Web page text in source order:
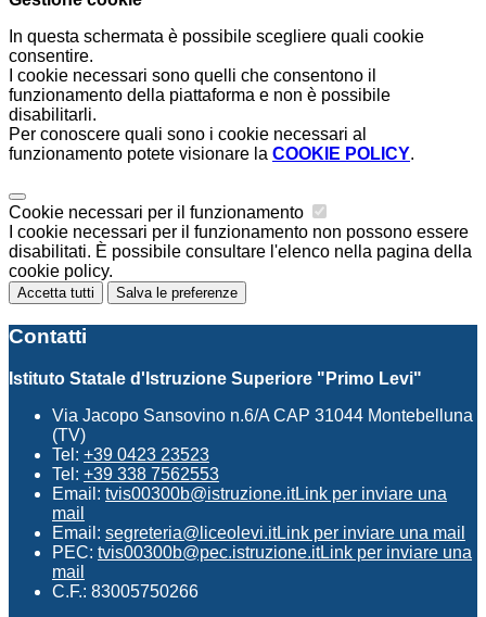
In questa schermata è possibile scegliere quali cookie
consentire.
I cookie necessari sono quelli che consentono il
funzionamento della piattaforma e non è possibile
disabilitarli.
Per conoscere quali sono i cookie necessari al
funzionamento potete visionare la COOKIE POLICY.
Cookie necessari per il funzionamento
I cookie necessari per il funzionamento non possono essere
disabilitati. È possibile consultare l'elenco nella pagina della
cookie policy.
Accetta tutti Salva le preferenze
Contatti
Istituto Statale d'Istruzione Superiore "Primo Levi"
Via Jacopo Sansovino n.6/A CAP 31044 Montebelluna
(TV)
Tel: +39 0423 23523
Tel: +39 338 7562553
Email: tvis00300b@istruzione.itLink per inviare una
mail
Email: segreteria@liceolevi.itLink per inviare una mail
PEC: tvis00300b@pec.istruzione.itLink per inviare una
mail
C.F.: 83005750266